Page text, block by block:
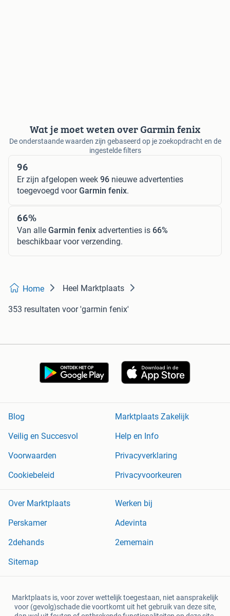
Wat je moet weten over Garmin fenix
De onderstaande waarden zijn gebaseerd op je zoekopdracht en de
ingestelde filters
96
Er zijn afgelopen week 96 nieuwe advertenties
toegevoegd voorGarmin fenix.
66%
Van alle Garmin fenix advertenties is 66%
beschikbaar voor verzending.
Home Heel Marktplaats
353 resultaten voor 'garmin fenix'
Blog
Marktplaats Zakelijk
Veilig en Succesvol
Help en Info
Voorwaarden
Privacyverklaring
Cookiebeleid
Privacyvoorkeuren
Over Marktplaats
Werken bij
Perskamer
Adevinta
2dehands
2ememain
Sitemap
Marktplaats is, voor zover wettelijk toegestaan, niet aansprakelijk
voor (gevolg)schade die voortkomt uit het gebruik van deze site,